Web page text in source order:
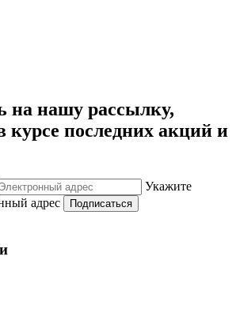
на нашу рассылку,
последних акций и
Укажите
адрес
Подписаться